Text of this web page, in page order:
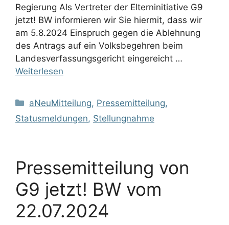
Regierung Als Vertreter der Elterninitiative G9
jetzt! BW informieren wir Sie hiermit, dass wir
am 5.8.2024 Einspruch gegen die Ablehnung
des Antrags auf ein Volksbegehren beim
Landesverfassungsgericht eingereicht …
Weiterlesen
Kategorien
aNeuMitteilung, Pressemitteilung,
Statusmeldungen, Stellungnahme
Pressemitteilung von
G9 jetzt! BW vom
22.07.2024